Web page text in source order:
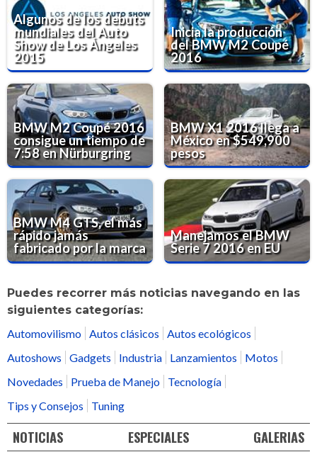
Algunos de los debuts
mundiales del Auto
Show de Los Ángeles
2015
Inicia la producción
del BMW M2 Coupé
2016
BMW M2 Coupé 2016
consigue un tiempo de
7:58 en Nürburgring
BMW X1 2016 llega a
México en $549,900
pesos
BMW M4 GTS, el más
rápido jamás
fabricado por la marca
Manejamos el BMW
Serie 7 2016 en EU
Puedes recorrer más noticias navegando en las
siguientes categorías:
Automovilismo
Autos clásicos
Autos ecológicos
Autoshows
Gadgets Industria Lanzamientos
Motos
Novedades
Prueba de Manejo
Tecnología
Tips y Consejos
Tuning
NOTICIAS ESPECIALES GALERIAS